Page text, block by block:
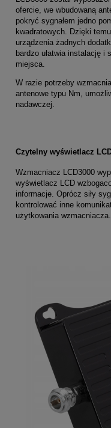
ofercie, we wbudowaną
pokryć sygnałem jedno
kwadratowych. Dzięki
urządzenia żadnych
bardzo ułatwia instalację i
miejsca.
W razie potrzeby
antenowe typu Nm,
nadawczej.
Czytelny wyświetlacz
Wzmacniacz LCD3000
wyświetlacz LCD
informacje. Oprócz siły
kontrolować inne
użytkowania wzmacniacza.